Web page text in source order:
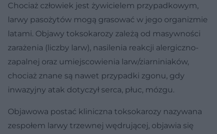
Chociaż człowiek jest żywicielem przypadkowym,
larwy pasożytów mogą grasować w jego organizmie
latami. Objawy toksokarozy zależą od masywności
zarażenia (liczby larw), nasilenia reakcji alergiczno-
zapalnej oraz umiejscowienia larw/ziarniniaków,
chociaż znane są nawet przypadki zgonu, gdy
inwazyjny atak dotyczył serca, płuc, mózgu.
Objawowa postać kliniczna toksokarozy nazywana
zespołem larwy trzewnej wędrującej, objawia się